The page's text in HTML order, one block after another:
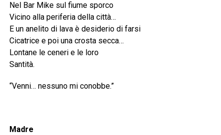
Nel Bar Mike sul fiume sporco
Vicino alla periferia della città…
E un anelito di lava è desiderio di farsi
Cicatrice e poi una crosta secca…
Lontane le ceneri e le loro
Santità.
“Venni… nessuno mi conobbe.”
Madre